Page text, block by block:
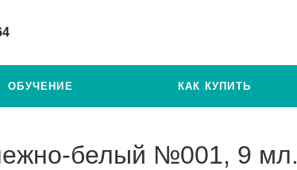
ОБУЧЕНИЕ КАК КУПИТЬ
белый №001, 9 мл.